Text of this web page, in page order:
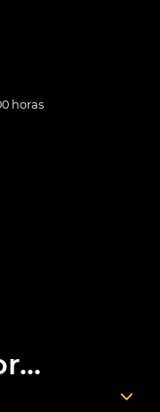
horas